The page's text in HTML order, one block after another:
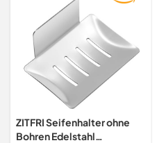
ZITFRI Seifenhalter ohne
Bohren Edelstahl